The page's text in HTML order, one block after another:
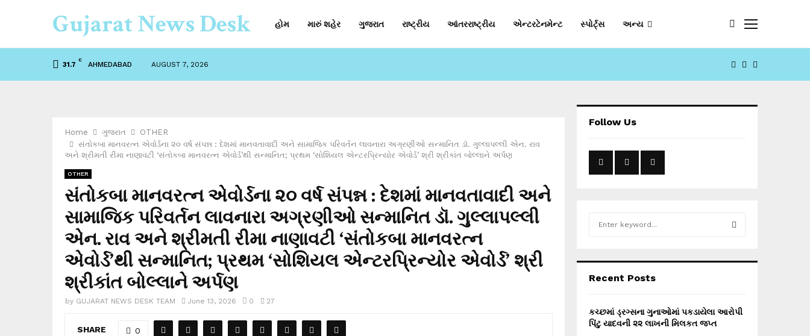
Gujarat News Desk હોમ મારું શહેર ગુજરાત રાષ્ટ્રીય આંતરરાષ્ટ્રીય એન્ટરટેનમેન્ટ સ્પોર્ટ્સ અન્ય
31.7
C
AHMEDABAD AUGUST 7, 2026 FACEBOOK
YOUTUBE
Home ગુજરાત
OTHER
સંતોકબા માનવરત્ન એવોર્ડના ૨૦ વર્ષ સંપન્ન : દેશમાં માનવતાવાદી અને સામાજિક પરિવર્તન લાવનારા અગ્રણીઓ સન્માનિત ડૉ. ગુલ્લાપલ્લી એન. રાવ
અને શ્રીમતી રીમા નાણાવટી ‘સંતોકબા માનવરત્ન એવોર્ડ’થી સન્માનિત; પ્રથમ ‘સોશિયલ એન્ટરપ્રિન્યોર એવોર્ડ’ શ્રી શ્રીકાંત બોલ્લાને અર્પણ
OTHER
સંતોકબા માનવરત્ન એવોર્ડના ૨૦ વર્ષ સંપન્ન : દેશમાં માનવતાવાદી અને
સામાજિક પરિવર્તન લાવનારા અગ્રણીઓ સન્માનિત ડૉ. ગુલ્લાપલ્લી
એન. રાવ અને શ્રીમતી રીમા નાણાવટી ‘સંતોકબા માનવરત્ન
એવોર્ડ’થી સન્માનિત; પ્રથમ ‘સોશિયલ એન્ટરપ્રિન્યોર એવોર્ડ’ શ્રી
શ્રીકાંત બોલ્લાને અર્પણ
by GUJARAT NEWS DESK TEAM June 13, 2026 0 27
SHARE 0
Follow Us
h
o
r
Recent Posts
કચ્છમાં ડ્રગ્સના ગુનાઓમાં પકડાયેલા આરોપી
પિંટુ યાદવની ૨૨ લાખની મિલકત જપ્ત